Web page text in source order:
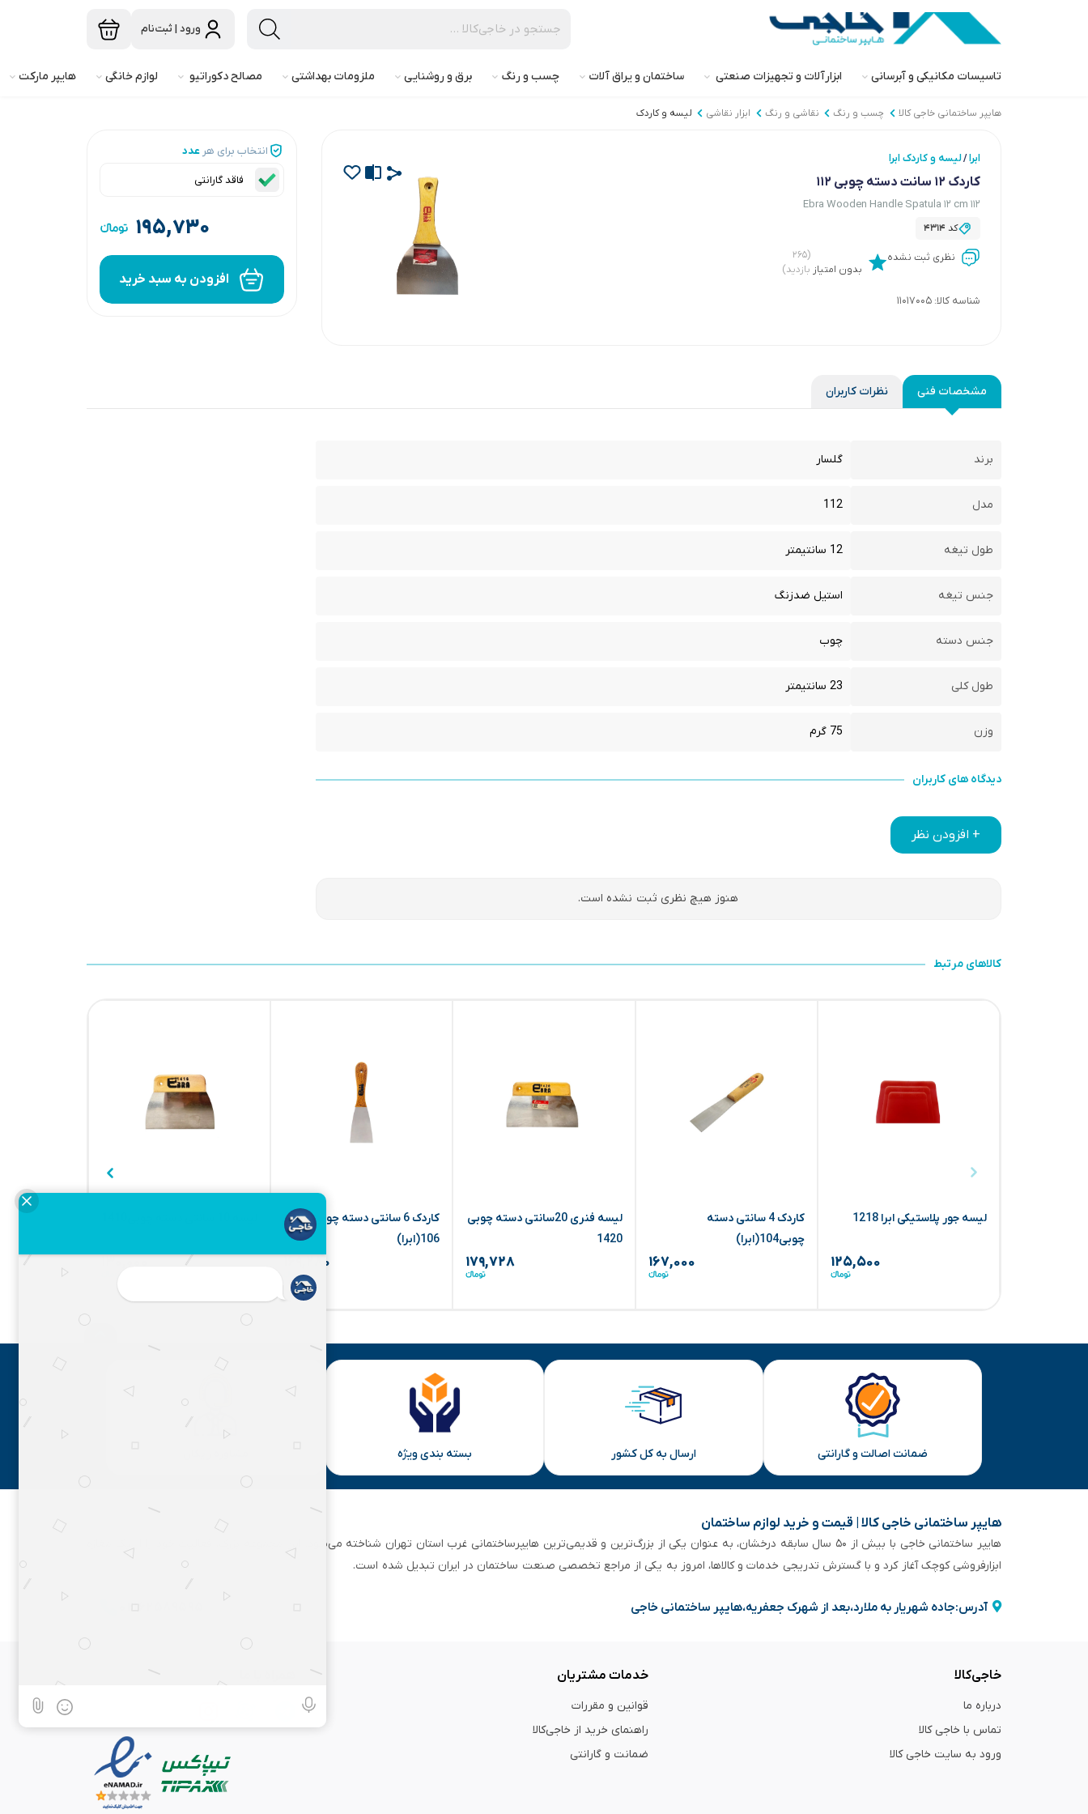
ورود | ثبت‌نام
تاسیسات مکانیکی و آبرسانی ابزارآلات و تجهیزات صنعتی ساختمان و یراق آلات چسب و رنگ برق و روشنایی ملزومات بهداشتی مصالح دکوراتیو لوازم خانگی هایپر مارکت
هایپر ساختمانی خاجی‌ کالا چسب و رنگ نقاشی و رنگ ابزار نقاشی لیسه و کاردک
ابرا/لیسه و کاردک ابرا
کاردک 12 سانت دسته چوبی 112
Ebra Wooden Handle Spatula 12 cm 112
کد 4314
نظری ثبت نشده
بدون امتیاز
(۲۶۵
بازدید)
شناسه کالا: 11017005
انتخاب برای هر عدد
فاقد گارانتی
۱۹۵,۷۳۰
افزودن به سبد خرید
مشخصات فنی نظرات کاربران
برند گلسار
مدل 112
طول تیغه 12 سانتیمتر
جنس تیغه استیل ضدزنگ
جنس دسته چوب
طول کلی 23 سانتیمتر
وزن 75 گرم
دیدگاه های کاربران
+ افزودن نظر
هنوز هیچ نظری ثبت نشده است.
کالاهای مرتبط
لیسه جور پلاستیکی ابرا 1218
۱۲۵,۵۰۰
کاردک 4 سانتی دسته
چوبی104(ابرا)
۱۶۷,۰۰۰
لیسه فنری 20سانتی دسته چوبی
1420
۱۷۹,۷۲۸
کاردک 6 سانتی دسته چوبی
106(ابرا)
۱۶۹,۲۸۰
ضمانت اصالت و گارانتی ارسال به کل کشور بسته بندی ویژه
هایپر ساختمانی خاجی‌ کالا | قیمت و خرید لوازم ساختمان
هایپر ساختمانی خاجی‌ با بیش از ۵۰ سال سابقه‌ درخشان، به عنوان یکی از بزرگ‌ترین و قدیمی‌ترین هایپرساختمانی‌ غرب استان تهران شناخته می‌شود. این مجموعه بزرگ، فعالیت خود را از یک مغازه
ابزارفروشی کوچک آغاز کرد و با گسترش تدریجی خدمات و کالاها، امروز به یکی از مراجع تخصصی صنعت ساختمان در ایران تبدیل شده است.
آدرس:جاده شهریار به ملارد،بعد از شهرک جعفریه،هایپر ساختمانی خاجی
خاجی‌کالا
درباره ما
تماس با خاجی کالا
ورود به سایت خاجی‌ کالا
خدمات مشتریان
قوانین و مقررات
راهنمای خرید از خاجی‌کالا
ضمانت و گارانتی